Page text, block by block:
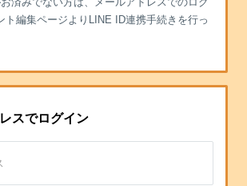
ト編集ページよりLINE ID連携手続きを行っ
スでログイン